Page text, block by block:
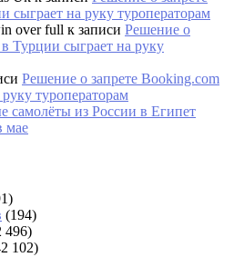
сыграет на руку туроператорам
over full к записи Решение о
Турции сыграет на руку
Решение о запрете Booking.com
туроператорам
самолёты из России в Египет
мае
(194)
496)
102)